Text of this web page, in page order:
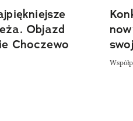
Objazd
Choczewo